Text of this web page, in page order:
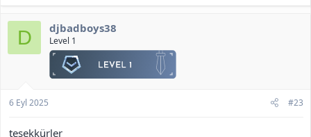
Select:Objeleri seçmek için kullanılan seçim modu.
Rotate:Objeleri döndürme veya yönlerini ayarlama işlemi.
Scale: Objelerin boyutlarını ve genişliğini düzenleme.
Object Brush:
Object List'ten seçilen objeleri haritaya
ekleme işlemi.
Smooth:Arazinin düzeltilmesi; dağ veya çukur alanların
River & Pond:
Npc Path:
D djbadboys38
Level 1
6 Eyl 2025 #23
teşekkürler